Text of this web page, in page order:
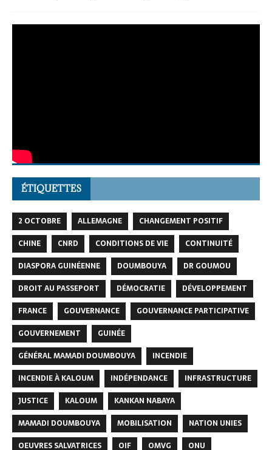
ÉTIQUETTES
2 OCTOBRE ALLEMAGNE
CHANGEMENT POSITIF
CHINE
CNRD CONDITIONS DE VIE
CONTINUITÉ
DIASPORA GUINÉENNE
DOUMBOUYA
DR GOUMOU
DROIT AU PASSEPORT
DÉMOCRATIE
DÉVELOPPEMENT
FRANCE
GOUVERNANCE
GOUVERNANCE PARTICIPATIVE
GOUVERNEMENT
GUINÉE
GÉNÉRAL MAMADI DOUMBOUYA
INCENDIE
INCENDIE À KALOUM
INDÉPENDANCE
INFRASTRUCTURE
JUSTICE
KALOUM
KANKAN NABAYA
MAMADI DOUMBOUYA
MOBILISATION
NATION UNIES
OEUVRES SALVATRICES
OIF OMVG
ONU